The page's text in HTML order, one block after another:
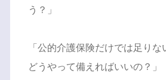
う？」
「公的介護保険だけでは足りな
どうやって備えればいいの？」